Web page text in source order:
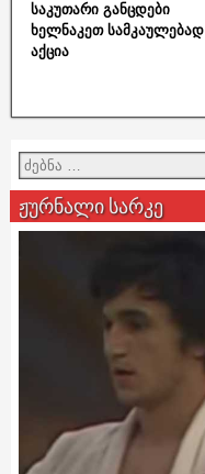
საკუთარი განცდები
ხელნაკეთ სამკაულებად
აქცია
ჟურნალი სარკე